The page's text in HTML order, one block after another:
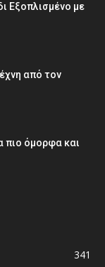
Εξοπλισμένο με
από τον
πιο όμορφα και
341